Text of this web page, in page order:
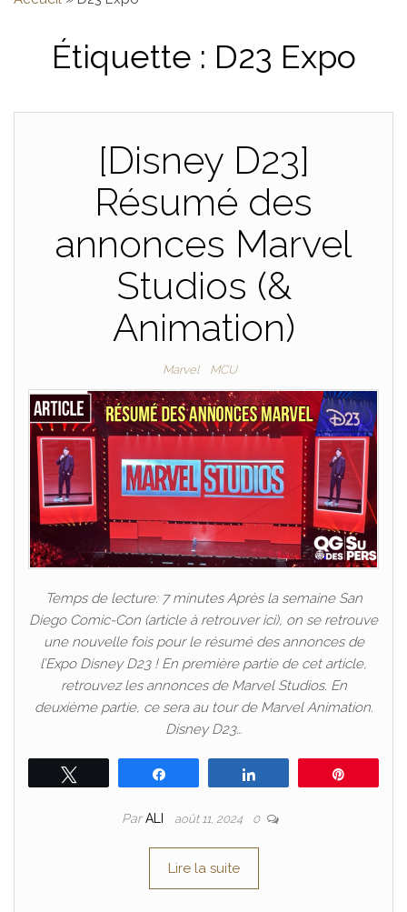
Étiquette : D23 Expo
[Disney D23]
Résumé des
annonces Marvel
Studios (&
Animation)
Marvel MCU
Temps de lecture: 7 minutes Après la semaine San
Diego Comic-Con (article à retrouver ici), on se retrouve
une nouvelle fois pour le résumé des annonces de
l’Expo Disney D23 ! En première partie de cet article,
retrouvez les annonces de Marvel Studios. En
deuxième partie, ce sera au tour de Marvel Animation.
Disney D23…
ParALI août 11, 2024 0
Lire la suite